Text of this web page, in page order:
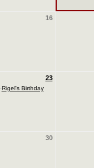
16
23
·Rigel's Birthday
30